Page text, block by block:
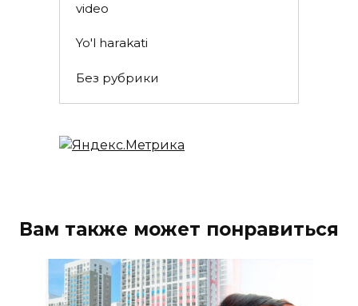
video
Yo'l harakati
Без рубрики
Вам также может понравиться